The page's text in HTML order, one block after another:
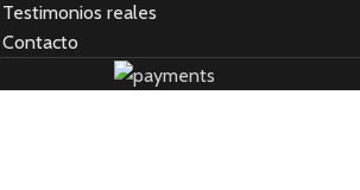
Testimonios reales
Contacto